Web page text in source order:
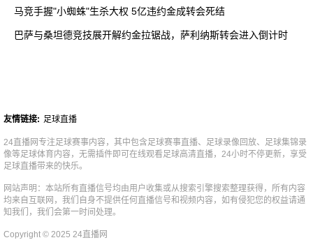
马竞手握"小蜘蛛"生杀大权 5亿违约金成转会死结
巴萨与桑坦德竞技展开解约金拉锯战，萨利纳斯转会进入倒计时
友情链接: 足球直播
24直播网专注足球赛事内容，其中包含足球赛事直播、足球录像回放、足球集锦录
像等足球体育内容，无需插件即可在线观看足球高清直播，24小时不停更新，享受
足球直播带来的快乐。
网站声明：本站所有直播信号均由用户收集或从搜索引擎搜索整理获得，所有内容
均来自互联网，我们自身不提供任何直播信号和视频内容，如有侵犯您的权益请通
知我们，我们会第一时间处理。
Copyright © 2025 24直播网